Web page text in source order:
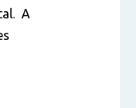
A